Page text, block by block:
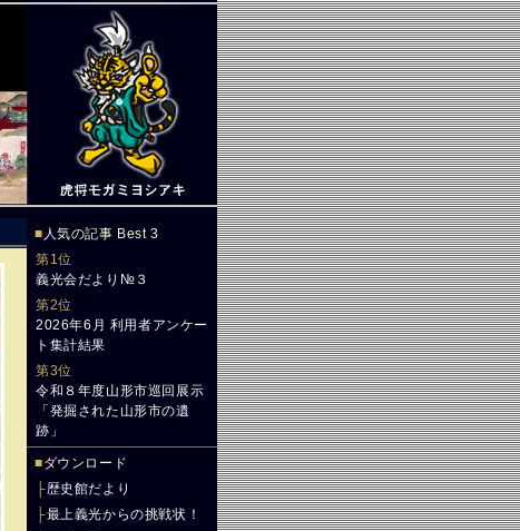
■ 人気の記事 Best 3
第1位
義光会だより№３
第2位
2026年6月 利用者アンケー
ト集計結果
第3位
令和８年度山形市巡回展示
「発掘された山形市の遺
跡」
■ダウンロード
├歴史館だより
├最上義光からの挑戦状！